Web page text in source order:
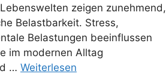
zeigen zunehmend,
Belastbarkeit. Stress,
Belastungen beeinflussen
im modernen Alltag
… Weiterlesen